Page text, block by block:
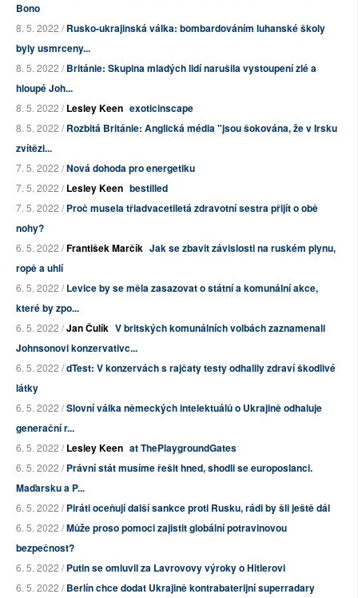
Bono
8. 5. 2022 /Rusko-ukrajinská válka: bombardováním luhanské školy
byly usmrceny...
8. 5. 2022 /Británie: Skupina mladých lidí narušila vystoupení zlé a
hloupé Joh...
8. 5. 2022 /Lesley Keen exoticinscape
8. 5. 2022 /Rozbitá Británie: Anglická média "jsou šokována, že v Irsku
zvítězi...
7. 5. 2022 /Nová dohoda pro energetiku
7. 5. 2022 /Lesley Keen bestilled
7. 5. 2022 /Proč musela třiadvacetiletá zdravotní sestra přijít o obě
nohy?
6. 5. 2022 /František Marčík Jak se zbavit závislosti na ruském plynu,
ropě a uhlí
6. 5. 2022 /Levice by se měla zasazovat o státní a komunální akce,
které by zpo...
6. 5. 2022 /Jan Čulík V britských komunálních volbách zaznamenali
Johnsonovi konzervativc...
6. 5. 2022 /dTest: V konzervách s rajčaty testy odhalily zdraví škodlivé
látky
6. 5. 2022 /Slovní válka německých intelektuálů o Ukrajině odhaluje
generační r...
6. 5. 2022 /Lesley Keen at ThePlaygroundGates
6. 5. 2022 /Právní stát musíme řešit hned, shodli se europoslanci.
Maďarsku a P...
6. 5. 2022 /Piráti oceňují další sankce proti Rusku, rádi by šli ještě dál
6. 5. 2022 /Může proso pomoci zajistit globální potravinovou
bezpečnost?
6. 5. 2022 /Putin se omluvil za Lavrovovy výroky o Hitlerovi
6. 5. 2022 /Berlín chce dodat Ukrajině kontrabaterijní superradary